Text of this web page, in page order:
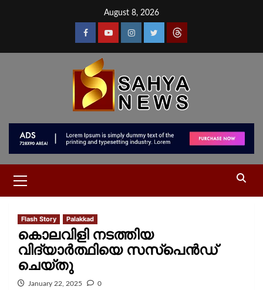
August 8, 2026
Flash Story Palakkad
കൊലവിളി നടത്തിയ
വിദ്യാർത്ഥിയെ സസ്‌പെൻഡ്
ചെയ്തു
January 22, 2025 0